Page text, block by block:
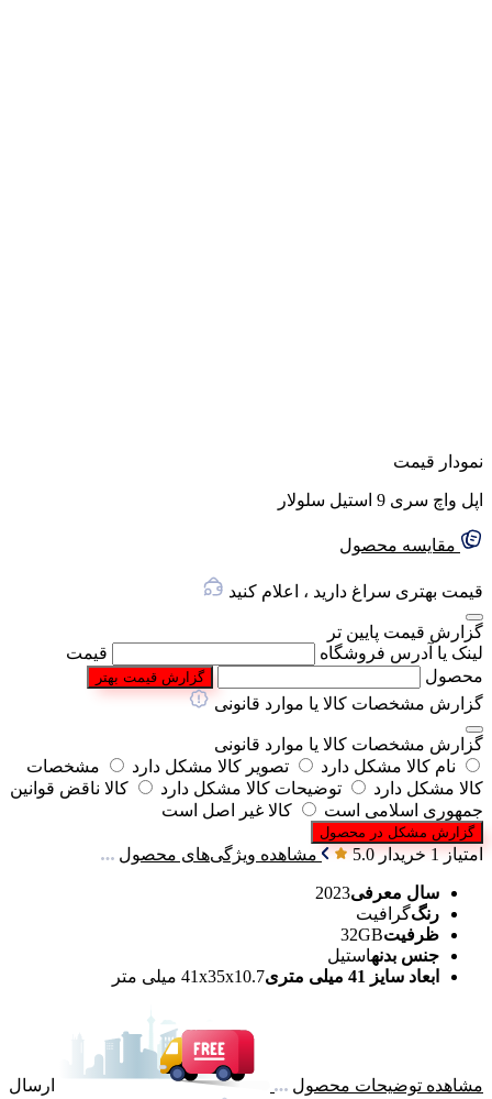
نمودار قیمت
اپل واچ سری 9 استیل سلولار
مقایسه محصول
قیمت بهتری سراغ دارید ، اعلام کنید
گزارش قیمت پایین تر
لینک یا آدرس فروشگاه
قیمت
محصول
گزارش قیمت بهتر
گزارش مشخصات کالا یا موارد قانونی
گزارش مشخصات کالا یا موارد قانونی
نام کالا مشکل دارد
تصویر کالا مشکل دارد
مشخصات
کالا مشکل دارد
توضیحات کالا مشکل دارد
کالا ناقض قوانین
جمهوری اسلامی است
کالا غیر اصل است
گزارش مشکل در محصول
امتیاز 1 خریدار 5.0 مشاهده ویژگی‌های محصول
سال معرفی2023
رنگ‌گرافیت
ظرفیت32GB
جنس بدنهاستیل
ابعاد سایز 41 میلی متری
41x35x10.7 میلی متر
مشاهده توضیحات محصول
ارسال